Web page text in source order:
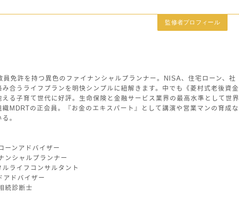
監修者プロフィール
員免許を持つ異色のファイナンシャルプランナー。NISA、住宅ローン、社
合うライフプランを明快シンプルに紐解きます。中でも《菱村式老後資金
る子育て世代に好評。生命保険と金融サービス業界の最高水準として世界
MDRTの正会員。『お金のエキスパート』として講演や営業マンの育成な
。
ーンアドバイザー
ンシャルプランナー
ルライフコンサルタント
アドバイザー
続診断士